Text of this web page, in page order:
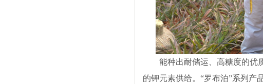
能种出耐储运、高糖度的优
的钾元素供给。“罗布泊”系列产